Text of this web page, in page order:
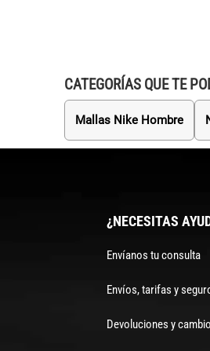
CATEGORÍAS QUE TE
Mallas Nike Hombre
¿NECESITAS
Envíanos tu consulta
Envíos, tarifas y
Devoluciones y